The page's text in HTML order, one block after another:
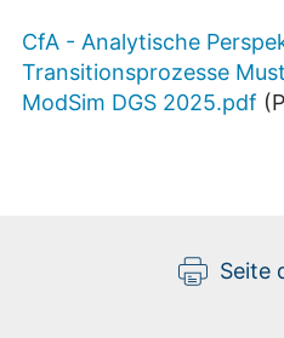
CfA - Analytische
Transitionsprozesse
ModSim DGS 2025.pdf (
Seite